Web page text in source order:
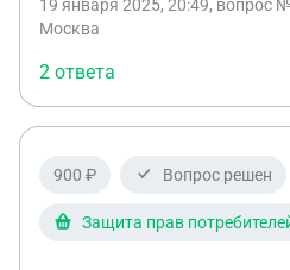
19 января 2025, 20:49, вопрос
Москва
2 ответа
900 ₽ Вопрос решен
Защита прав